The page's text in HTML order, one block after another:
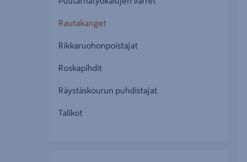
Rautakanget
Rikkaruohonpoistajat
Roskapihdit
Räystäskourun puhdistajat
Talikot